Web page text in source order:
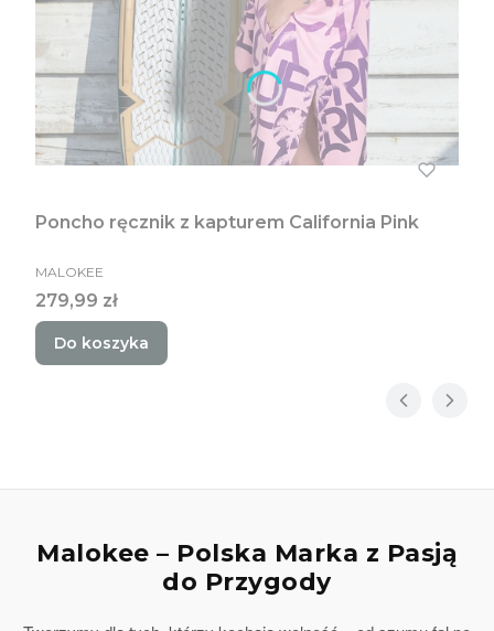
Poncho ręcznik z kapturem California Pink
PRODUCENT
MALOKEE
Cena
279,99 zł
Do koszyka
Malokee – Polska Marka z Pasją
do Przygody